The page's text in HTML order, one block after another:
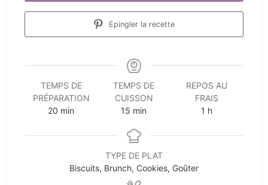
Epingler la recette
TEMPS DE
PRÉPARATION
20 minutes
min
TEMPS DE
CUISSON
15 minutes
min
REPOS AU
FRAIS
1 heure
h
TYPE DE PLAT
Biscuits, Brunch, Cookies, Goûter